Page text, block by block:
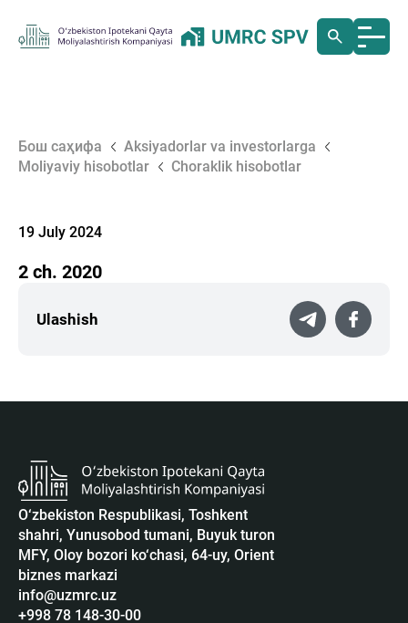
Бош саҳифа
Aksiyadorlar va investorlarga
Moliyaviy hisobotlar
Choraklik hisobotlar
19 July 2024
2 ch. 2020
Ulashish
O‘zbekiston Respublikasi, Toshkent
shahri, Yunusobod tumani, Buyuk turon
MFY, Oloy bozori ko‘chasi, 64-uy, Orient
biznes markazi
info@uzmrc.uz
+998 78 148-30-00